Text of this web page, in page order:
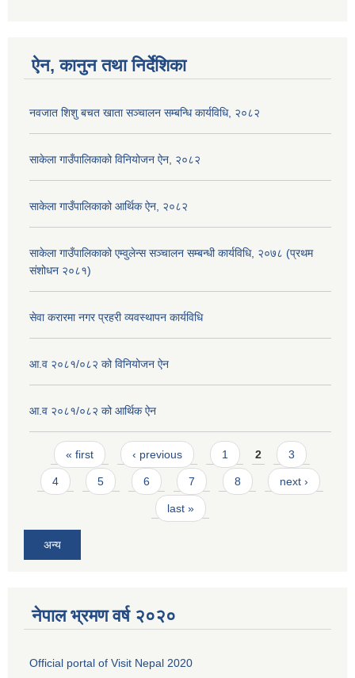
ऐन, कानुन तथा निर्देशिका
नवजात शिशु बचत खाता सञ्चालन सम्बन्धि कार्यविधि, २०८२
साकेला गाउँपालिकाको विनियोजन ऐन, २०८२
साकेला गाउँपालिकाको आर्थिक ऐन, २०८२
साकेला गाउँपालिकाको एम्वुलेन्स सञ्चालन सम्बन्धी कार्यविधि, २०७८ (प्रथम
संशोधन २०८१)
सेवा करारमा नगर प्रहरी व्यवस्थापन कार्यविधि
आ.व २०८१/०८२ को विनियोजन ऐन
आ.व २०८१/०८२ को आर्थिक ऐन
Pages
« first ‹ previous 1 2 3
4 5 6 7 8 next ›
last »
अन्य
नेपाल भ्रमण वर्ष २०२०
Official portal of Visit Nepal 2020